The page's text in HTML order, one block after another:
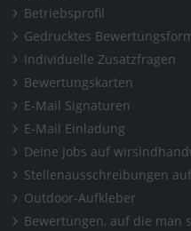
Betriebsprofil
Gedrucktes
Individuelle Zusatzfragen
Bewertungskarten
E-Mail Signaturen
E-Mail Einladung
Deine Jobs auf
Stellenausschreibungen
Outdoor-Aufkleber
Bewertungen, auf die man